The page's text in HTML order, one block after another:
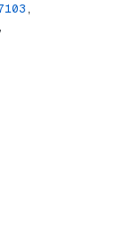
,
,